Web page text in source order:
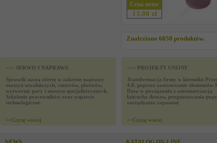
Cena netto
13,00 zł
Znaleziono 6058 produktów.
>>> SERWIS I NAPRAWA
Sprawdź naszą ofertę w zakresie naprawy
maszyn szwalniczych, cutterów, ploterów,
wytwornic pary i maszyn specjalistycznych.
Szkolenie pracowników oraz wsparcie
technologiczne.
>>Czytaj wiecej
>>> PROJEKTY UNIJNE
Transformacja firmy w kierunku
4.0. poprzez zastosowanie elementów
Data w powiązaniu z automatyzacją
łańcucha dostaw, prognozowania
zarządzania zapasami
>>Czytaj wiecej